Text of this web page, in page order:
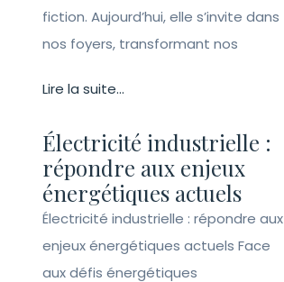
fiction. Aujourd’hui, elle s’invite dans
nos foyers, transformant nos
Lire la suite...
Électricité industrielle :
répondre aux enjeux
énergétiques actuels
Électricité industrielle : répondre aux
enjeux énergétiques actuels Face
aux défis énergétiques